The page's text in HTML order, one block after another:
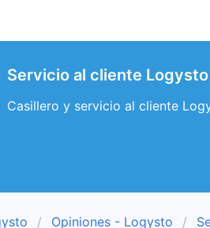
Servicio al cliente
Casillero y servicio al cliente
Opiniones - Logysto